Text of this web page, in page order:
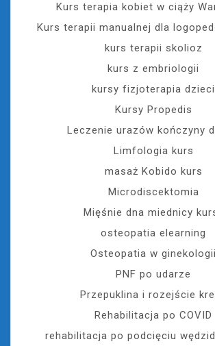
Kurs terapia kobiet w ciąży
Kurs terapii manualnej dla
kurs terapii skolioz
kurs z embriologii
kursy fizjoterapia dzieci
Kursy Propedis
Leczenie urazów kończyny
Limfologia kurs
masaż Kobido kurs
Microdiscektomia
Mięśnie dna miednicy
osteopatia elearning
Osteopatia w ginekologii
PNF po udarze
Przepuklina i rozejście
Rehabilitacja po COVID
rehabilitacja po podcięciu